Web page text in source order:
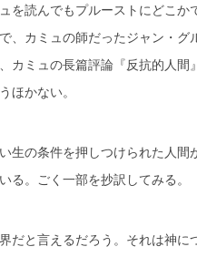
を読んでもプルーストにどこか
、カミュの師だったジャン・グ
カミュの長篇評論『反抗的人間
ほかない。
生の条件を押しつけられた人間
る。ごく一部を抄訳してみる。
だと言えるだろう。それは神